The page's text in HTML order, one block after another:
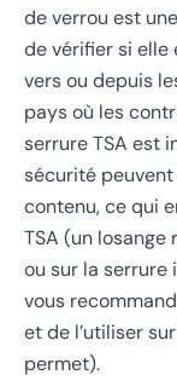
de verrou est
de vérifier si elle
vers ou depuis
pays où les
serrure TSA est
sécurité
contenu, ce qui
TSA (un
ou sur la serrure
vous
et de l’utiliser
permet).